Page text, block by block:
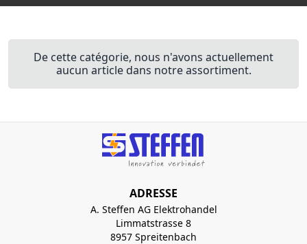
De cette catégorie, nous n'avons actuellement
aucun article dans notre assortiment.
ADRESSE
A. Steffen AG Elektrohandel
Limmatstrasse 8
8957 Spreitenbach